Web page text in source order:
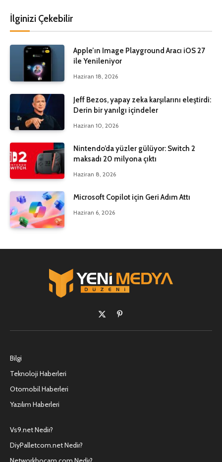
İlginizi Çekebilir
Apple’ın Image Playground Aracı iOS 27
ile Yenileniyor
Haziran 18, 2026
Jeff Bezos, yapay zeka karşılarını eleştirdi:
Derin bir yanılgı içindeler
Haziran 10, 2026
Nintendo’da yüzler gülüyor: Switch 2
maksadı 20 milyona çıktı
Haziran 8, 2026
Microsoft Copilot için Geri Adım Attı
Haziran 6, 2026
X
(Twitter)
Pinterest'in
Bilgi
Teknoloji Haberleri
Otomobil Haberleri
Yazılım Haberleri
Vs9.net Nedir?
DiyPalletcom.net Nedir?